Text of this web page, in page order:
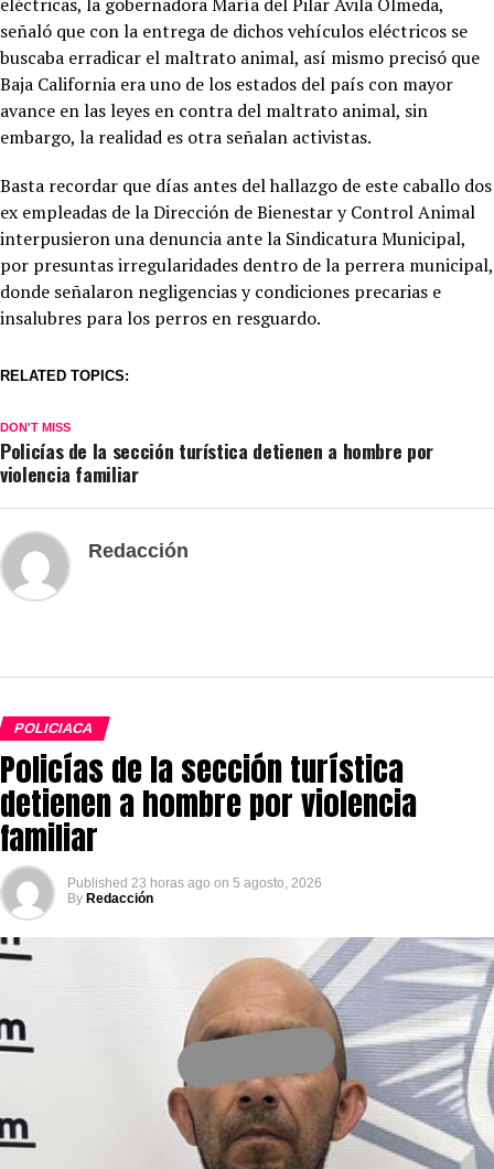
señaló que con la entrega de dichos vehículos eléctricos se
buscaba erradicar el maltrato animal, así mismo precisó que
Baja California era uno de los estados del país con mayor
avance en las leyes en contra del maltrato animal, sin
embargo, la realidad es otra señalan activistas.
Basta recordar que días antes del hallazgo de este caballo dos
ex empleadas de la Dirección de Bienestar y Control Animal
interpusieron una denuncia ante la Sindicatura Municipal,
por presuntas irregularidades dentro de la perrera municipal,
donde señalaron negligencias y condiciones precarias e
insalubres para los perros en resguardo.
RELATED TOPICS:
DON'T MISS
Policías de la sección turística detienen a hombre por
violencia familiar
Redacción
POLICIACA
Policías de la sección turística
detienen a hombre por violencia
familiar
Published 23 horas ago on 5 agosto, 2026
By Redacción